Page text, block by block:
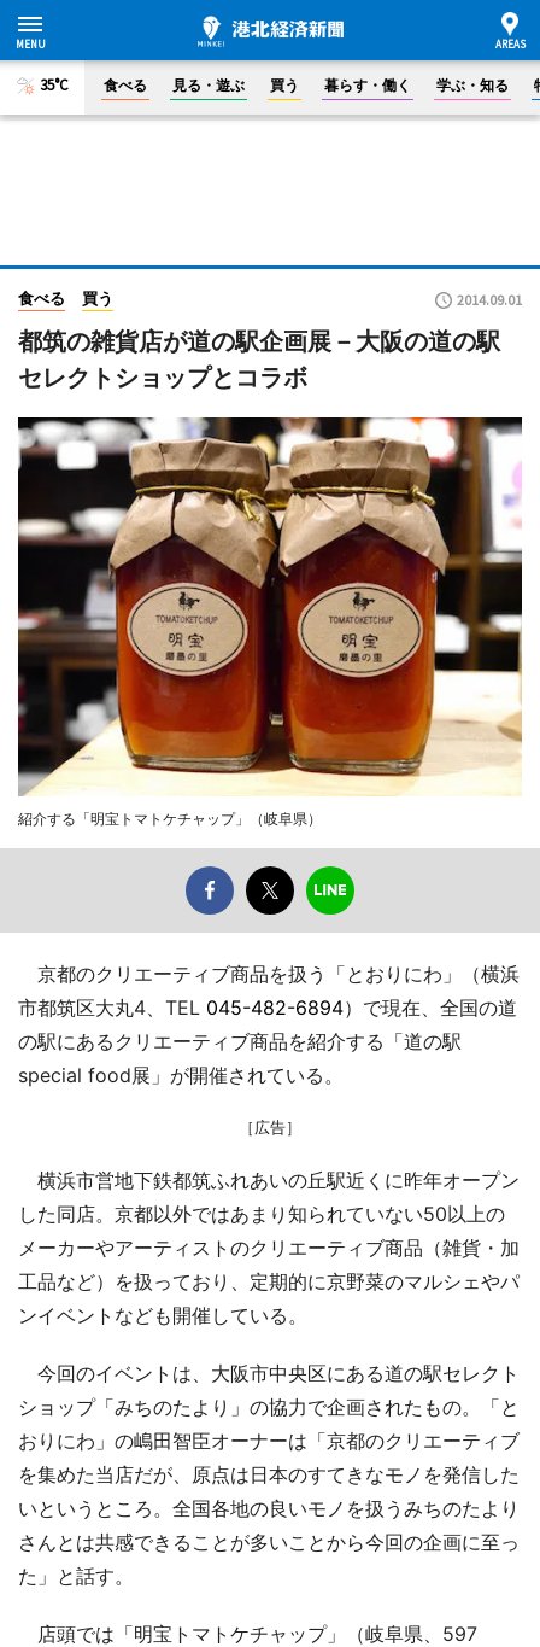
35°C 食べる 見る・遊ぶ 買う 暮らす・働く 学ぶ・知る
食べる 買う 2014.09.01
都筑の雑貨店が道の駅企画展－大阪の道の駅
セレクトショップとコラボ
紹介する「明宝トマトケチャップ」（岐阜県）
京都のクリエーティブ商品を扱う「とおりにわ」（横浜
市都筑区大丸4、TEL 045-482-6894）で現在、全国の道
の駅にあるクリエーティブ商品を紹介する「道の駅
special food展」が開催されている。
［広告］
横浜市営地下鉄都筑ふれあいの丘駅近くに昨年オープン
した同店。京都以外ではあまり知られていない50以上の
メーカーやアーティストのクリエーティブ商品（雑貨・加
工品など）を扱っており、定期的に京野菜のマルシェやパ
ンイベントなども開催している。
今回のイベントは、大阪市中央区にある道の駅セレクト
ショップ「みちのたより」の協力で企画されたもの。「と
おりにわ」の嶋田智臣オーナーは「京都のクリエーティブ
を集めた当店だが、原点は日本のすてきなモノを発信した
いというところ。全国各地の良いモノを扱うみちのたより
さんとは共感できることが多いことから今回の企画に至っ
た」と話す。
店頭では「明宝トマトケチャップ」（岐阜県、597